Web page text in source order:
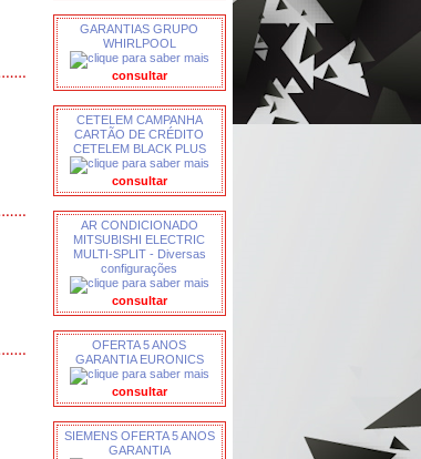
GARANTIAS GRUPO
WHIRLPOOL
consultar
CETELEM CAMPANHA
CARTÃO DE CRÉDITO
CETELEM BLACK PLUS
consultar
AR CONDICIONADO
MITSUBISHI ELECTRIC
MULTI-SPLIT - Diversas
configurações
consultar
OFERTA 5 ANOS
GARANTIA EURONICS
consultar
SIEMENS OFERTA 5 ANOS
GARANTIA